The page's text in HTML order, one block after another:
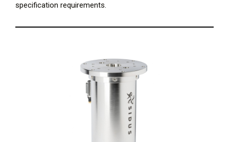
specification requirements.